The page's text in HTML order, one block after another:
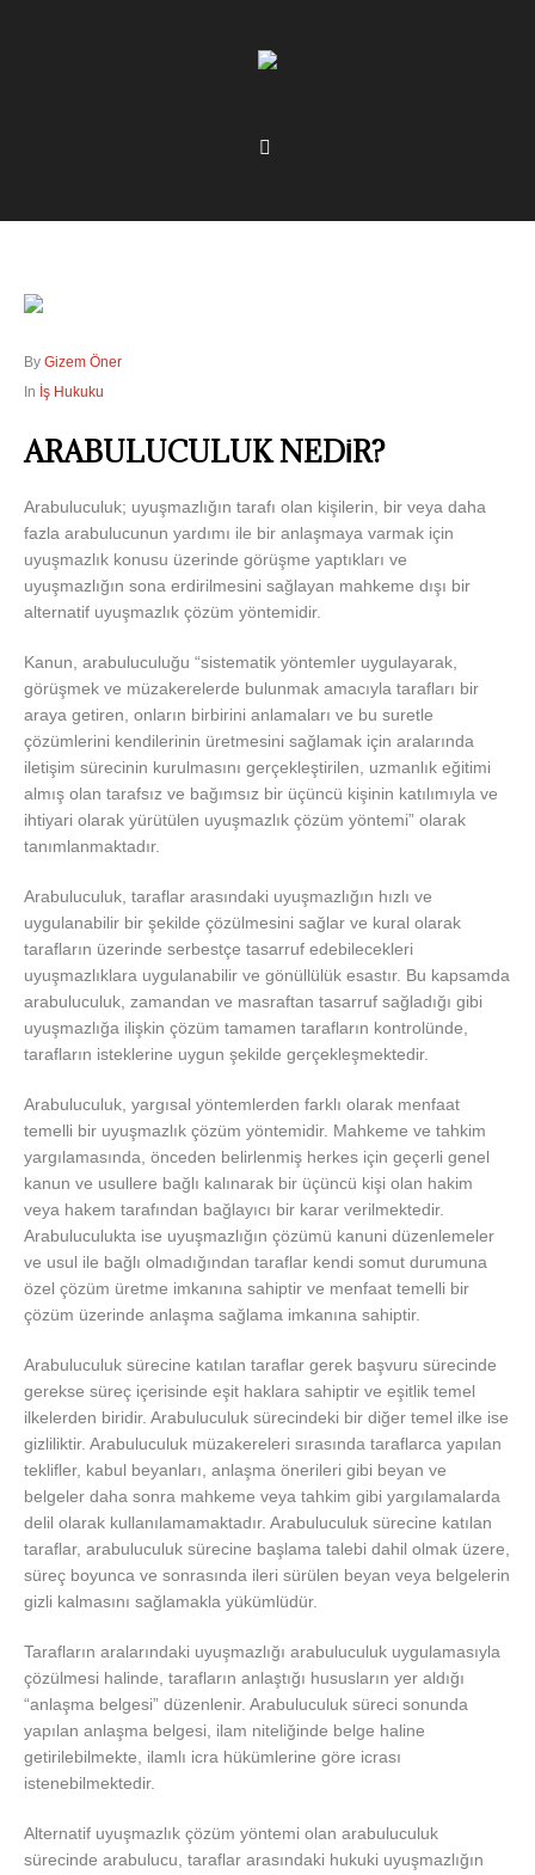
By Gizem Öner
In İş Hukuku
ARABULUCULUK NEDİR?
Arabuluculuk; uyuşmazlığın tarafı olan kişilerin, bir veya daha
fazla arabulucunun yardımı ile bir anlaşmaya varmak için
uyuşmazlık konusu üzerinde görüşme yaptıkları ve
uyuşmazlığın sona erdirilmesini sağlayan mahkeme dışı bir
alternatif uyuşmazlık çözüm yöntemidir.
Kanun, arabuluculuğu “sistematik yöntemler uygulayarak,
görüşmek ve müzakerelerde bulunmak amacıyla tarafları bir
araya getiren, onların birbirini anlamaları ve bu suretle
çözümlerini kendilerinin üretmesini sağlamak için aralarında
iletişim sürecinin kurulmasını gerçekleştirilen, uzmanlık eğitimi
almış olan tarafsız ve bağımsız bir üçüncü kişinin katılımıyla ve
ihtiyari olarak yürütülen uyuşmazlık çözüm yöntemi” olarak
tanımlanmaktadır.
Arabuluculuk, taraflar arasındaki uyuşmazlığın hızlı ve
uygulanabilir bir şekilde çözülmesini sağlar ve kural olarak
tarafların üzerinde serbestçe tasarruf edebilecekleri
uyuşmazlıklara uygulanabilir ve gönüllülük esastır. Bu kapsamda
arabuluculuk, zamandan ve masraftan tasarruf sağladığı gibi
uyuşmazlığa ilişkin çözüm tamamen tarafların kontrolünde,
tarafların isteklerine uygun şekilde gerçekleşmektedir.
Arabuluculuk, yargısal yöntemlerden farklı olarak menfaat
temelli bir uyuşmazlık çözüm yöntemidir. Mahkeme ve tahkim
yargılamasında, önceden belirlenmiş herkes için geçerli genel
kanun ve usullere bağlı kalınarak bir üçüncü kişi olan hakim
veya hakem tarafından bağlayıcı bir karar verilmektedir.
Arabuluculukta ise uyuşmazlığın çözümü kanuni düzenlemeler
ve usul ile bağlı olmadığından taraflar kendi somut durumuna
özel çözüm üretme imkanına sahiptir ve menfaat temelli bir
çözüm üzerinde anlaşma sağlama imkanına sahiptir.
Arabuluculuk sürecine katılan taraflar gerek başvuru sürecinde
gerekse süreç içerisinde eşit haklara sahiptir ve eşitlik temel
ilkelerden biridir. Arabuluculuk sürecindeki bir diğer temel ilke ise
gizliliktir. Arabuluculuk müzakereleri sırasında taraflarca yapılan
teklifler, kabul beyanları, anlaşma önerileri gibi beyan ve
belgeler daha sonra mahkeme veya tahkim gibi yargılamalarda
delil olarak kullanılamamaktadır. Arabuluculuk sürecine katılan
taraflar, arabuluculuk sürecine başlama talebi dahil olmak üzere,
süreç boyunca ve sonrasında ileri sürülen beyan veya belgelerin
gizli kalmasını sağlamakla yükümlüdür.
Tarafların aralarındaki uyuşmazlığı arabuluculuk uygulamasıyla
çözülmesi halinde, tarafların anlaştığı hususların yer aldığı
“anlaşma belgesi” düzenlenir. Arabuluculuk süreci sonunda
yapılan anlaşma belgesi, ilam niteliğinde belge haline
getirilebilmekte, ilamlı icra hükümlerine göre icrası
istenebilmektedir.
Alternatif uyuşmazlık çözüm yöntemi olan arabuluculuk
sürecinde arabulucu, taraflar arasındaki hukuki uyuşmazlığın